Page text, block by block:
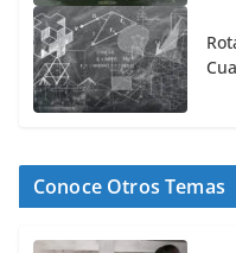
Conoce Otros Temas